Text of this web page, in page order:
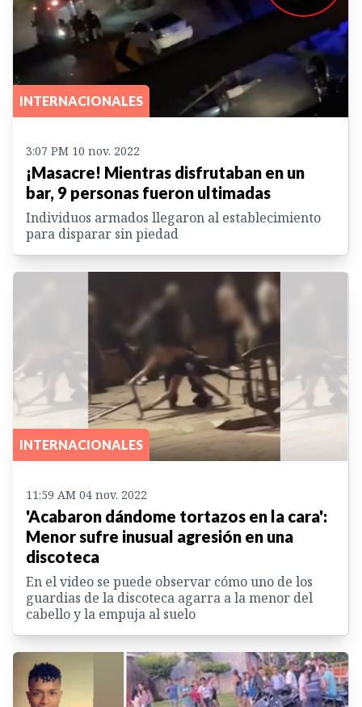
INTERNACIONALES
3:07 PM 10 nov. 2022
¡Masacre! Mientras disfrutaban en un
bar, 9 personas fueron ultimadas
Individuos armados llegaron al establecimiento
para disparar sin piedad
INTERNACIONALES
11:59 AM 04 nov. 2022
'Acabaron dándome tortazos en la cara':
Menor sufre inusual agresión en una
discoteca
En el video se puede observar cómo uno de los
guardias de la discoteca agarra a la menor del
cabello y la empuja al suelo